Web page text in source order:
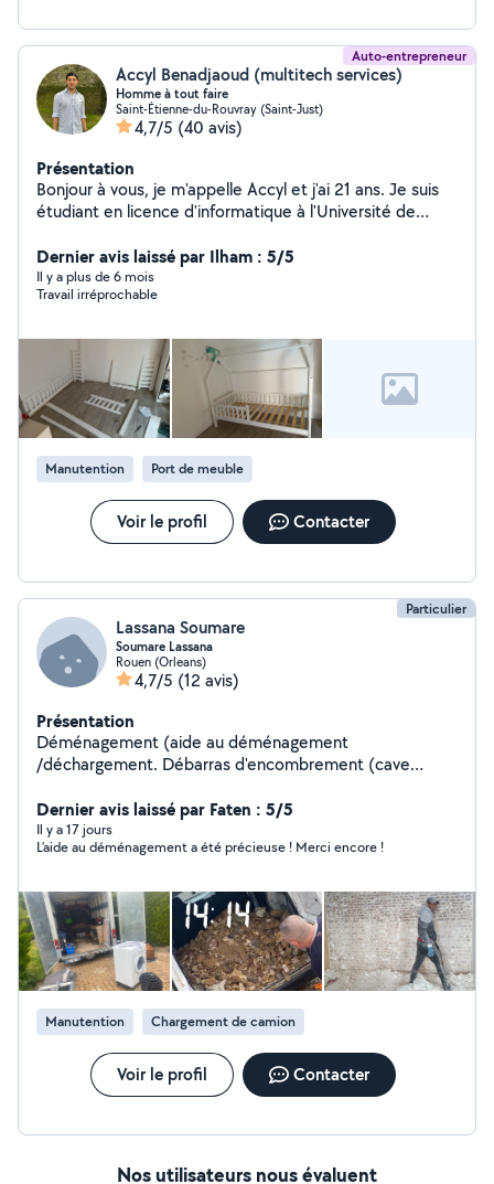
Auto-entrepreneur
Accyl Benadjaoud (multitech services)
Homme à tout faire
Saint-Étienne-du-Rouvray (Saint-Just)
4,7/5 (40 avis)
Présentation
Bonjour à vous, je m'appelle Accyl et j'ai 21 ans. Je suis
étudiant en licence d'informatique à l'Université de
gagner un peu d'argent cet été et financer mes études.
Sérieux, motivé et rigoureux, je peux vous proposer mon
aide pour : Nettoyage Livraison à vélo Main d'œuvre
Cours de soutien en mathématiques pour collégiens et
lycéens Baby+sitting et garde d'enfant Cours de langues
(arabe, français, kabyle) Création de sites web
Jardinage Et bien d'autres tâches, je peux me montrer
très polyvalent. Vous pouvez compter sur mon sérieux
et mon efficacité ! N'hésitez pas à me contacter, je
réponds rapidement. Bonne journée à vous, et peut-
être à bientôt !
Dernier avis laissé par Ilham : 5/5
Il y a plus de 6 mois
Travail irréprochable
Manutention Port de meuble
Voir le profil Contacter
Particulier
Lassana Soumare
Soumare Lassana
Rouen (Orleans)
4,7/5 (12 avis)
Présentation
Déménagement (aide au déménagement
/déchargement. Débarras d'encombrement (cave
Dernier avis laissé par Faten : 5/5
Il y a 17 jours
L’aide au déménagement a été précieuse ! Merci encore !
Manutention Chargement de camion
Voir le profil Contacter
Nos utilisateurs nous évaluent